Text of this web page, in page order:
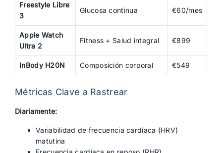
Freestyle Libre
3
Glucosa continua €60/mes
Apple Watch
Ultra 2
Fitness + Salud integral €899
InBody H20N Composición corporal €549
Métricas Clave a Rastrear
Diariamente:
Variabilidad de frecuencia cardíaca (HRV)
matutina